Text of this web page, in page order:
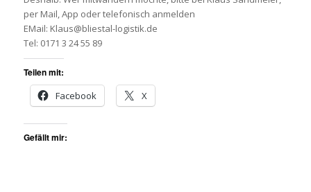
per Mail, App oder telefonisch anmelden
EMail: Klaus@bliestal-logistik.de
Tel: 0171 3 24 55 89
Teilen mit:
Facebook
X
Gefällt mir: